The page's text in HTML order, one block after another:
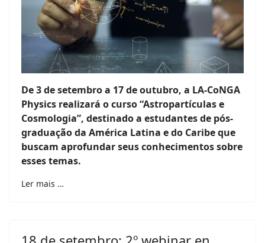
De 3 de setembro a 17 de outubro, a LA-CoNGA
Physics realizará o curso “Astropartículas e
Cosmologia”, destinado a estudantes de pós-
graduação da América Latina e do Caribe que
buscam aprofundar seus conhecimentos sobre
esses temas.
Ler mais …